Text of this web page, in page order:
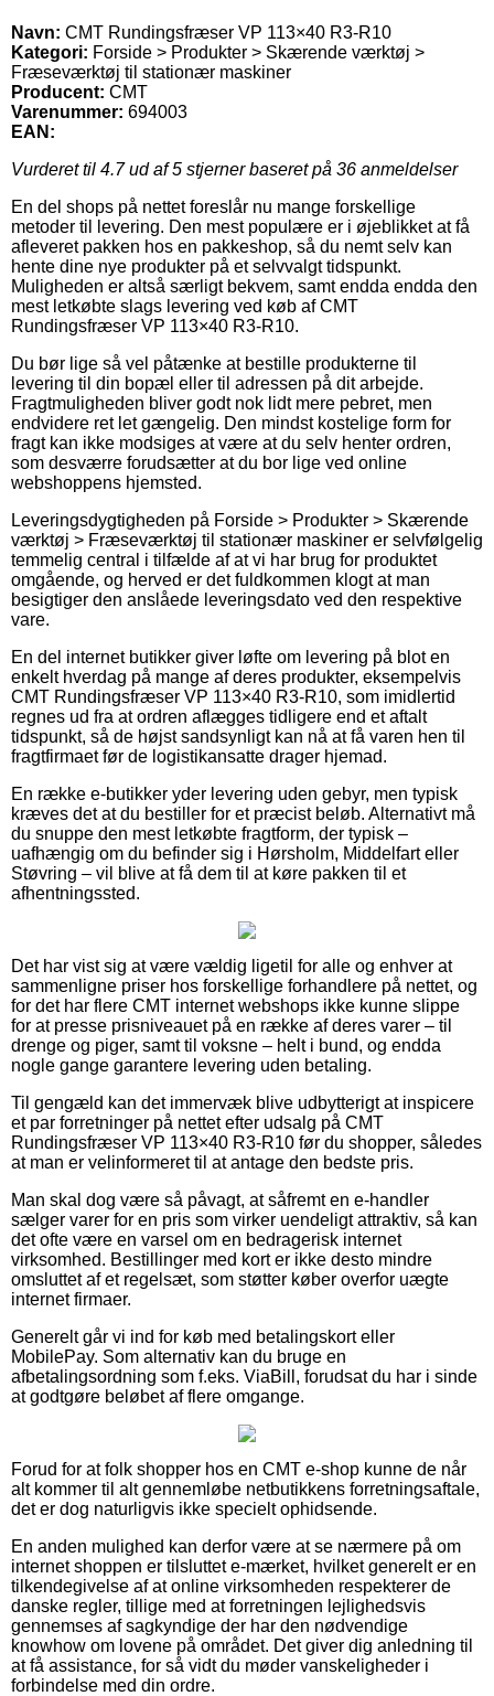
Navn: CMT Rundingsfræser VP 113×40 R3-R10
Kategori: Forside > Produkter > Skærende værktøj >
Fræseværktøj til stationær maskiner
Producent: CMT
Varenummer: 694003
EAN:
Vurderet til 4.7ud af 5 stjerner baseret på 36 anmeldelser
En del shops på nettet foreslår nu mange forskellige
metoder til levering. Den mest populære er i øjeblikket at få
afleveret pakken hos en pakkeshop, så du nemt selv kan
hente dine nye produkter på et selvvalgt tidspunkt.
Muligheden er altså særligt bekvem, samt endda endda den
mest letkøbte slags levering ved køb af CMT
Rundingsfræser VP 113×40 R3-R10.
Du bør lige så vel påtænke at bestille produkterne til
levering til din bopæl eller til adressen på dit arbejde.
Fragtmuligheden bliver godt nok lidt mere pebret, men
endvidere ret let gængelig. Den mindst kostelige form for
fragt kan ikke modsiges at være at du selv henter ordren,
som desværre forudsætter at du bor lige ved online
webshoppens hjemsted.
Leveringsdygtigheden på Forside > Produkter > Skærende
værktøj > Fræseværktøj til stationær maskiner er selvfølgelig
temmelig central i tilfælde af at vi har brug for produktet
omgående, og herved er det fuldkommen klogt at man
besigtiger den anslåede leveringsdato ved den respektive
vare.
En del internet butikker giver løfte om levering på blot en
enkelt hverdag på mange af deres produkter, eksempelvis
CMT Rundingsfræser VP 113×40 R3-R10, som imidlertid
regnes ud fra at ordren aflægges tidligere end et aftalt
tidspunkt, så de højst sandsynligt kan nå at få varen hen til
fragtfirmaet før de logistikansatte drager hjemad.
En række e-butikker yder levering uden gebyr, men typisk
kræves det at du bestiller for et præcist beløb. Alternativt må
du snuppe den mest letkøbte fragtform, der typisk –
uafhængig om du befinder sig i Hørsholm, Middelfart eller
Støvring – vil blive at få dem til at køre pakken til et
afhentningssted.
Det har vist sig at være vældig ligetil for alle og enhver at
sammenligne priser hos forskellige forhandlere på nettet, og
for det har flere CMT internet webshops ikke kunne slippe
for at presse prisniveauet på en række af deres varer – til
drenge og piger, samt til voksne – helt i bund, og endda
nogle gange garantere levering uden betaling.
Til gengæld kan det immervæk blive udbytterigt at inspicere
et par forretninger på nettet efter udsalg på CMT
Rundingsfræser VP 113×40 R3-R10 før du shopper, således
at man er velinformeret til at antage den bedste pris.
Man skal dog være så påvagt, at såfremt en e-handler
sælger varer for en pris som virker uendeligt attraktiv, så kan
det ofte være en varsel om en bedragerisk internet
virksomhed. Bestillinger med kort er ikke desto mindre
omsluttet af et regelsæt, som støtter køber overfor uægte
internet firmaer.
Generelt går vi ind for køb med betalingskort eller
MobilePay. Som alternativ kan du bruge en
afbetalingsordning som f.eks. ViaBill, forudsat du har i sinde
at godtgøre beløbet af flere omgange.
Forud for at folk shopper hos en CMT e-shop kunne de når
alt kommer til alt gennemløbe netbutikkens forretningsaftale,
det er dog naturligvis ikke specielt ophidsende.
En anden mulighed kan derfor være at se nærmere på om
internet shoppen er tilsluttet e-mærket, hvilket generelt er en
tilkendegivelse af at online virksomheden respekterer de
danske regler, tillige med at forretningen lejlighedsvis
gennemses af sagkyndige der har den nødvendige
knowhow om lovene på området. Det giver dig anledning til
at få assistance, for så vidt du møder vanskeligheder i
forbindelse med din ordre.